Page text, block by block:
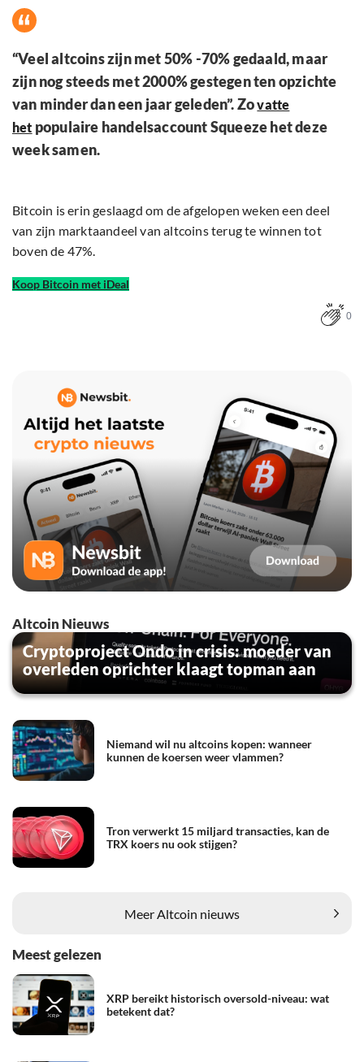
“Veel altcoins zijn met 50% -70% gedaald, maar
zijn nog steeds met 2000% gestegen ten opzichte
van minder dan een jaar geleden”. Zovatte
het populaire handelsaccount Squeeze het deze
week samen.
Bitcoin is erin geslaagd om de afgelopen weken een deel
van zijn marktaandeel van altcoins terug te winnen tot
boven de 47%.
Koop Bitcoin met iDeal
0
Altcoin Nieuws
Cryptoproject Ondo in crisis: moeder van
overleden oprichter klaagt topman aan
Niemand wil nu altcoins kopen: wanneer
kunnen de koersen weer vlammen?
Tron verwerkt 15 miljard transacties, kan de
TRX koers nu ook stijgen?
Meer Altcoin nieuws
Meest gelezen
XRP bereikt historisch oversold-niveau: wat
betekent dat?